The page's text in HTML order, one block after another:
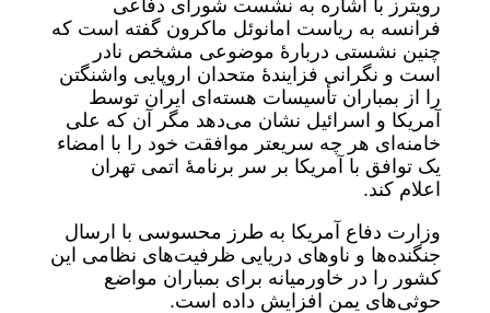
رویترز با اشاره به نشست شورای دفاعی
فرانسه به ریاست امانوئل ماکرون گفته است که
چنین نشستی دربارۀ موضوعی مشخص نادر
است و نگرانی فزایندۀ متحدان اروپایی واشنگتن
را از بمباران تأسیسات هسته‌ای ایران توسط
آمریکا و اسرائیل نشان می‌دهد مگر آن که علی
خامنه‌ای هر چه سریعتر موافقت خود را با امضاء
یک توافق با آمریکا بر سر برنامۀ اتمی تهران
اعلام کند.
وزارت دفاع آمریکا به طرز محسوسی با ارسال
جنگنده‌ها و ناوهای دریایی ظرفیت‌های نظامی این
کشور را در خاورمیانه برای بمباران مواضع
حوثی‌های یمن افزایش داده است.